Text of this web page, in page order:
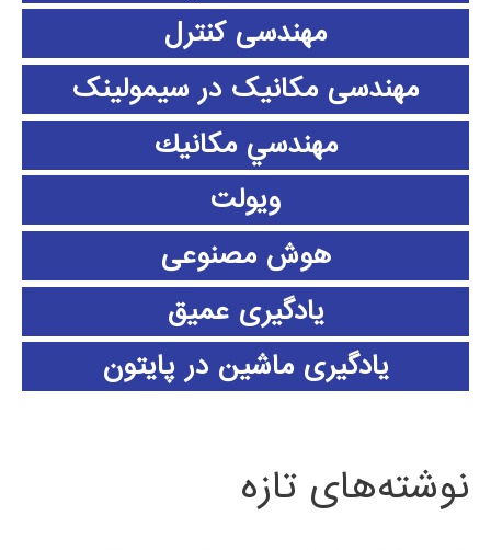
مهندسی کنترل
مهندسی مکانیک در سیمولینک
مهندسي مكانيك
ویولت
هوش مصنوعی
یادگیری عمیق
یادگیری ماشین در پایتون
نوشته‌های تازه